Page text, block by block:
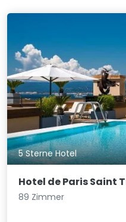
5 Sterne Hotel
Hotel de Paris Saint
89 Zimmer